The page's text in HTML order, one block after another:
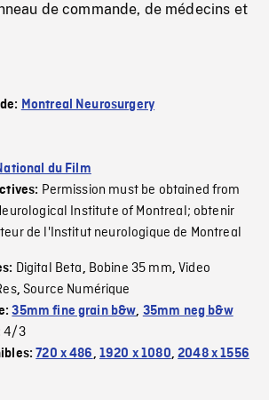
de commande, de médecins et
Montreal Neurosurgery
du Film
Permission must be obtained from
Institute of Montreal; obtenir
de l'Institut neurologique de Montreal
Digital Beta, Bobine 35 mm,Video
,Source Numérique
35mm fine grain b&w, 35mm neg b&w
4/3
720 x 486, 1920 x 1080,2048 x 1556